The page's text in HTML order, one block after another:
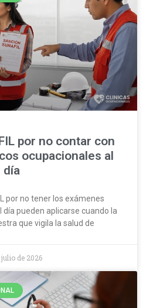
por no contar con
ocupacionales al
día
por no tener los exámenes
pueden aplicarse cuando la
que vigila la salud de
de 2026